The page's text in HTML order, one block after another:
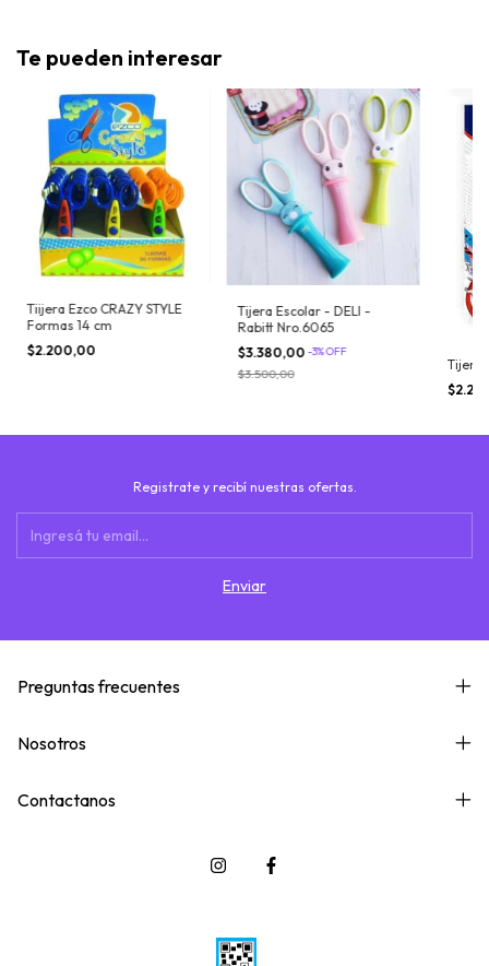
Te pueden interesar
Tiijera Ezco CRAZY STYLE
Formas 14 cm
$2.200,00
Tijera Escolar - DELI -
Rabitt Nro.6065
$3.380,00 -3%OFF
$3.500,00
Tijera
Registrate y recibí nuestras ofertas.
Preguntas frecuentes
Nosotros
Contactanos